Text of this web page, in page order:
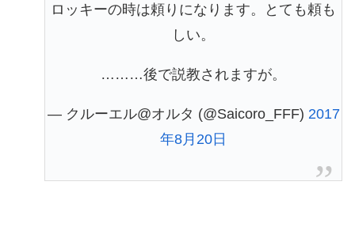
ロッキーの時は頼りになります。とても頼も
しい。
………後で説教されますが。
— クルーエル@オルタ (@Saicoro_FFF) 2017
年8月20日